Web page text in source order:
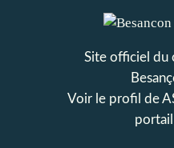
Site officiel du
Voir le profil de